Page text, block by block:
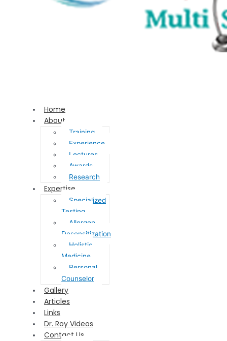
Home
About
Training
Experience
Lectures
Awards
Research
Expertise
Specialized
Testing
Allergen
Desensitization
Holistic
Medicine
Personal
Counselor
Gallery
Articles
Links
Dr. Roy Videos
Contact Us